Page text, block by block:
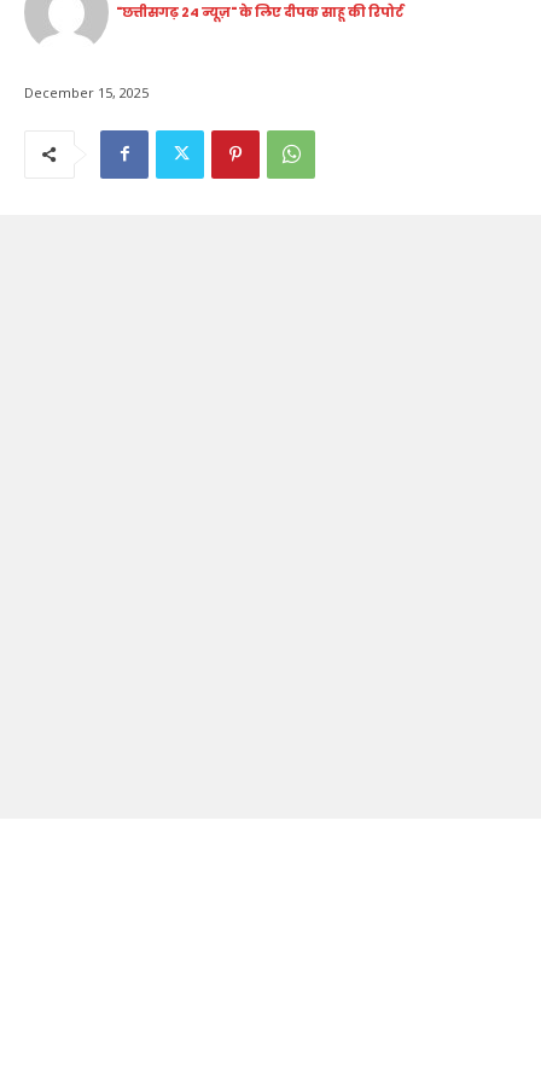
"छत्तीसगढ़ 24 न्यूज़" के लिए दीपक साहू की रिपोर्ट
December 15, 2025